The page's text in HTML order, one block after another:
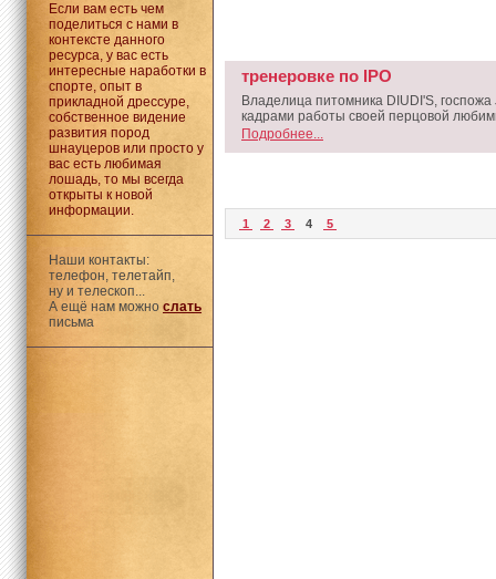
Если вам есть чем
поделиться с нами в
контексте данного
ресурса, у вас есть
интересные наработки в
спорте, опыт в
прикладной дрессуре,
собственное видение
развития пород
шнауцеров или просто у
вас есть любимая
лошадь, то мы всегда
открыты к новой
информации.
Наши контакты:
телефон, телетайп,
ну и телескоп...
А ещё нам можно слать
письма
тренеровке по IPO
Владелица питомника DIUDI'S,
кадрами работы своей перцовой
Подробнее...
1 2 3 4 5